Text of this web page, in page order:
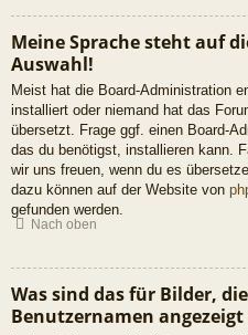
Meine Sprache steht auf
Auswahl!
Meist hat die Board-Administration
installiert oder niemand hat das
übersetzt. Frage ggf. einen Board-
das du benötigst, installieren kann.
wir uns freuen, wenn du es
dazu können auf der Website von
gefunden werden.
Nach oben
Was sind das für Bilder,
Benutzernamen angezeigt